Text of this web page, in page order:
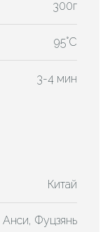
300г
95°C
3-4 мин
Китай
Анси, Фуцзянь